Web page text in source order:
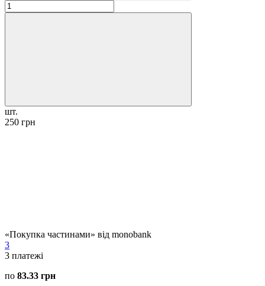
шт.
250 грн
«Покупка частинами» від monobank
3
3 платежі
по 83.33 грн